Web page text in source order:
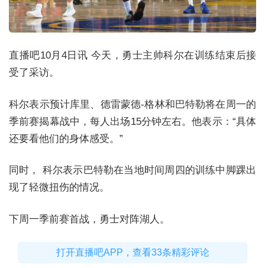
直播吧10月4日讯 今天，勇士主帅科尔在训练结束后接
受了采访。
科尔表示预计库里、德雷蒙德-格林和巴特勒将在周一的
季前赛揭幕战中，每人出场15分钟左右。他表示： “具体
还要看他们的身体感受。 ”
同时， 科尔表示巴特勒在当地时间周四的训练中脚踝出
现了轻微扭伤的情况。
下周一季前赛首战，勇士对阵湖人。
打开直播吧APP，查看33条精彩评论